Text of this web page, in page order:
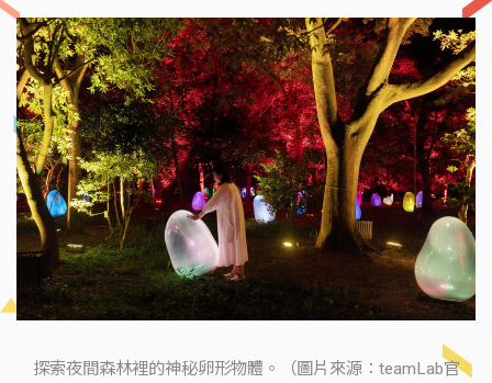
探索夜間森林裡的神秘卵形物體。（圖片來源：teamLab官